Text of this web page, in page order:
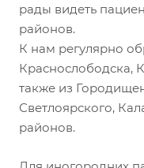
рады видеть
районов.
К нам регулярно
Краснослободска,
также из
Светлоярского,
районов.